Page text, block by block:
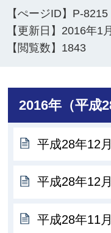
【ぺージID】 P-8215
【更新日】 2016年1
【閲覧数】 1843
2016年（平成
平成28年12
平成28年12
平成28年11